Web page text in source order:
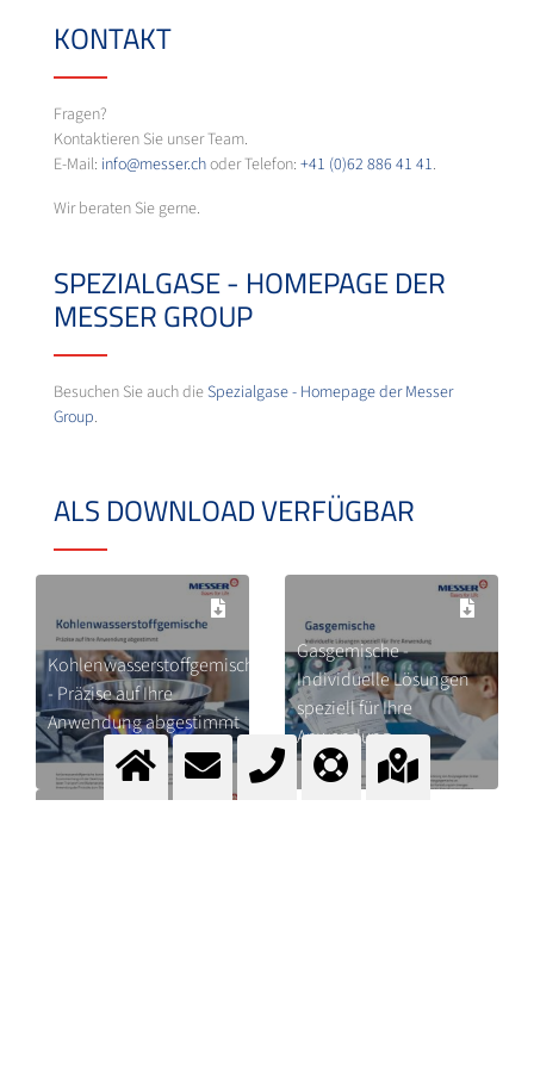
KONTAKT
Fragen?
Kontaktieren Sie unser Team.
E-Mail: info@messer.choder Telefon: +41 (0)62 886 41 41.
Wir beraten Sie gerne.
SPEZIALGASE - HOMEPAGE DER
MESSER GROUP
Besuchen Sie auch dieSpezialgase - Homepage der Messer
Group.
ALS DOWNLOAD VERFÜGBAR
Kohlenwasserstoffgemische
- Präzise auf Ihre
Anwendung abgestimmt
Gasgemische -
Individuelle Lösungen
speziell für Ihre
Anwendung